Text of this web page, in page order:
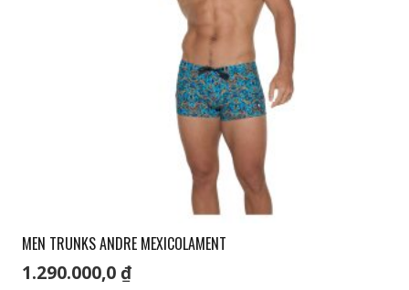
MEN TRUNKS ANDRE MEXICOLAMENT
1.290.000,0₫